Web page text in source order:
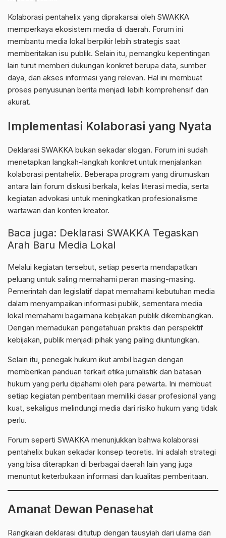
Kolaborasi pentahelix yang diprakarsai oleh SWAKKA
memperkaya ekosistem media di daerah. Forum ini
membantu media lokal berpikir lebih strategis saat
memberitakan isu publik. Selain itu, pemangku kepentingan
lain turut memberi dukungan konkret berupa data, sumber
daya, dan akses informasi yang relevan. Hal ini membuat
proses penyusunan berita menjadi lebih komprehensif dan
akurat.
Implementasi Kolaborasi yang Nyata
Deklarasi SWAKKA bukan sekadar slogan. Forum ini sudah
menetapkan langkah-langkah konkret untuk menjalankan
kolaborasi pentahelix. Beberapa program yang dirumuskan
antara lain forum diskusi berkala, kelas literasi media, serta
kegiatan advokasi untuk meningkatkan profesionalisme
wartawan dan konten kreator.
Baca juga: Deklarasi SWAKKA Tegaskan
Arah Baru Media Lokal
Melalui kegiatan tersebut, setiap peserta mendapatkan
peluang untuk saling memahami peran masing-masing.
Pemerintah dan legislatif dapat memahami kebutuhan media
dalam menyampaikan informasi publik, sementara media
lokal memahami bagaimana kebijakan publik dikembangkan.
Dengan memadukan pengetahuan praktis dan perspektif
kebijakan, publik menjadi pihak yang paling diuntungkan.
Selain itu, penegak hukum ikut ambil bagian dengan
memberikan panduan terkait etika jurnalistik dan batasan
hukum yang perlu dipahami oleh para pewarta. Ini membuat
setiap kegiatan pemberitaan memiliki dasar profesional yang
kuat, sekaligus melindungi media dari risiko hukum yang tidak
perlu.
Forum seperti SWAKKA menunjukkan bahwa kolaborasi
pentahelix bukan sekadar konsep teoretis. Ini adalah strategi
yang bisa diterapkan di berbagai daerah lain yang juga
menuntut keterbukaan informasi dan kualitas pemberitaan.
Amanat Dewan Penasehat
Rangkaian deklarasi ditutup dengan tausyiah dari ulama dan